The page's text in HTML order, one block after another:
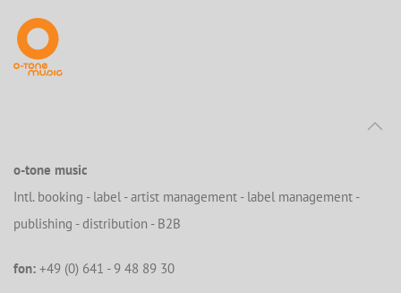
o-tone music
Intl. booking - label - artist management - label management -
publishing - distribution - B2B
fon: +49 (0) 641 - 9 48 89 30